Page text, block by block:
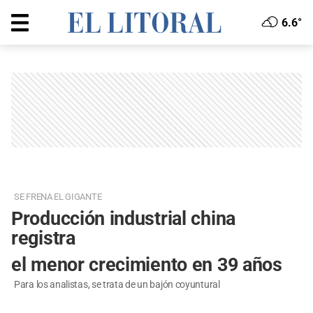
6.6°
SE FRENA EL GIGANTE
Producción industrial china
registra
el menor crecimiento en 39 años
Para los analistas, se trata de un bajón coyuntural